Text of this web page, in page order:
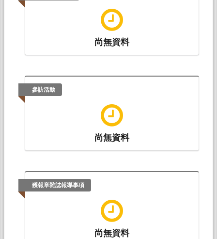
尚無資料
參訪活動
尚無資料
獲報章雜誌報導事項
尚無資料